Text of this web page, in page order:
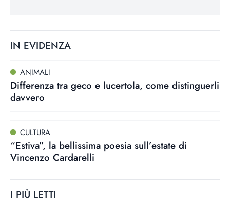
IN EVIDENZA
ANIMALI
Differenza tra geco e lucertola, come distinguerli
davvero
CULTURA
“Estiva”, la bellissima poesia sull’estate di
Vincenzo Cardarelli
I PIÙ LETTI